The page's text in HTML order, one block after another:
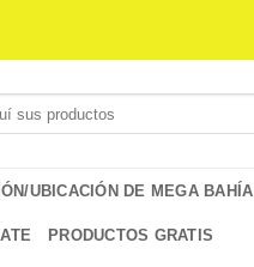
UBICACIÓN DE MEGA BAHÍA
PRODUCTOS GRATIS